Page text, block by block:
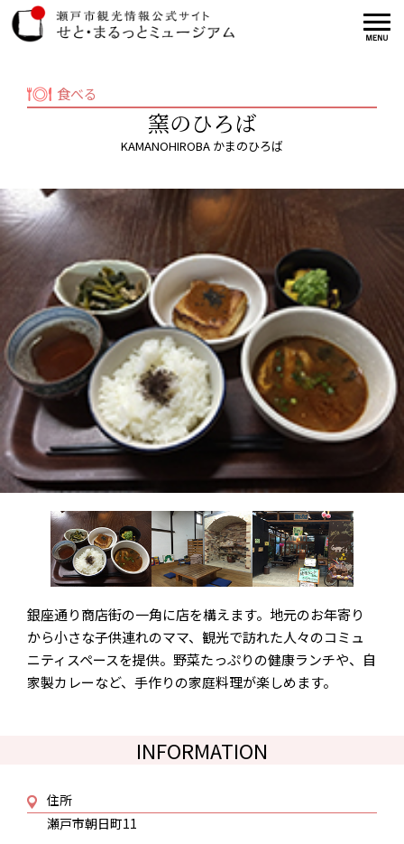
食べる
窯のひろば
KAMANOHIROBA かまのひろば
銀座通り商店街の一角に店を構えます。地元のお年寄り
から小さな子供連れのママ、観光で訪れた人々のコミュ
ニティスペースを提供。野菜たっぷりの健康ランチや、自
家製カレーなど、手作りの家庭料理が楽しめます。
INFORMATION
住所
瀬戸市朝日町11